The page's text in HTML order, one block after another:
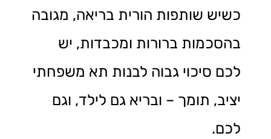
כשיש שותפות הורית בריאה, מגובה
בהסכמות ברורות ומכבדות, יש
לכם סיכוי גבוה לבנות תא משפחתי
יציב, תומך – ובריא גם לילד, וגם
לכם.